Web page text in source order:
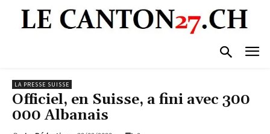
LA PRESSE SUISSE
Officiel, en Suisse, a fini avec 300
000 Albanais